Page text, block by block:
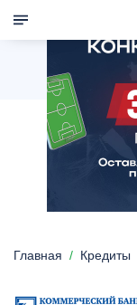
Главная Кредиты